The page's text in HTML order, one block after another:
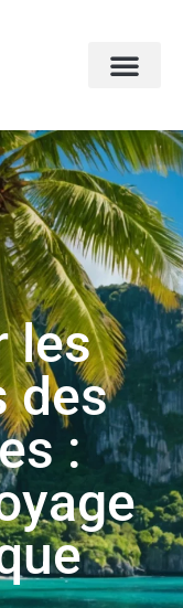
les
des
: